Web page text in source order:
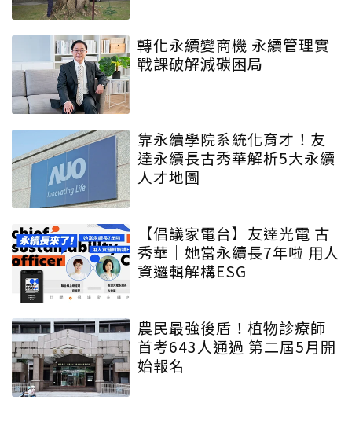
轉化永續變商機 永續管理實
戰課破解減碳困局
靠永續學院系統化育才！友
達永續長古秀華解析5大永續
人才地圖
【倡議家電台】友達光電 古
秀華｜她當永續長7年啦 用人
資邏輯解構ESG
農民最強後盾！植物診療師
首考643人通過 第二屆5月開
始報名